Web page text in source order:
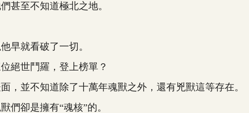
至不知道極北之地。
就看破了一切。
世鬥羅，登上榜單？
並不知道除了十萬年魂獸之外，還有兇獸這等存在。
卻是擁有“魂核”的。